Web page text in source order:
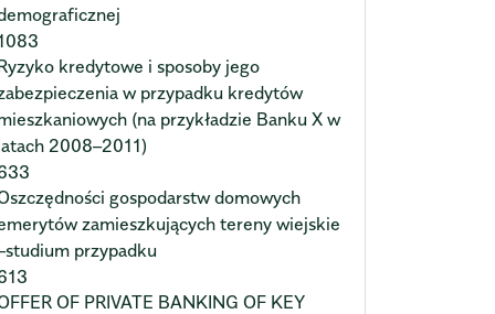
kredytowe i sposoby jego
w przypadku kredytów
(na przykładzie Banku X w
2008–2011)
gospodarstw domowych
zamieszkujących tereny wiejskie
przypadku
OF PRIVATE BANKING OF KEY